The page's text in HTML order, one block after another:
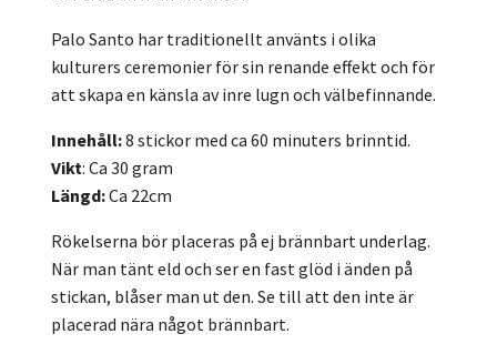
Palo Santo har traditionellt använts i olika
kulturers ceremonier för sin renande effekt och för
att skapa en känsla av inre lugn och välbefinnande.
Innehåll:8 stickor med ca 60 minuters brinntid.
Vikt: Ca 30 gram
Längd:Ca 22cm
Rökelserna bör placeras på ej brännbart underlag.
När man tänt eld och ser en fast glöd i änden på
stickan, blåser man ut den. Se till att den inte är
placerad nära något brännbart.